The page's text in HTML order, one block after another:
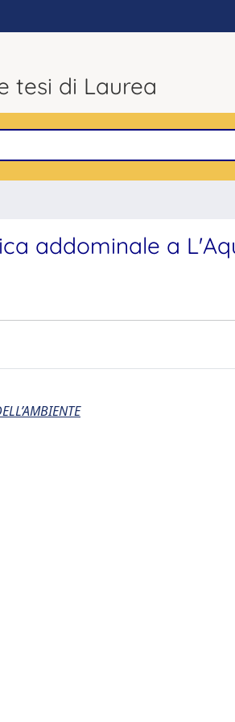
tesi di Laurea
addominale a